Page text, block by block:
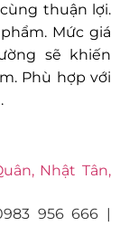
thuận lợi.
Mức giá
sẽ khiến
Phù hợp với
Nhật Tân,
956 666 |